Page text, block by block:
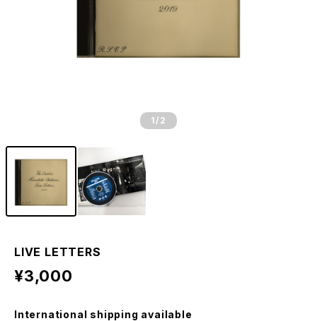
1 /2
LIVE LETTERS
¥3,000
International shipping available